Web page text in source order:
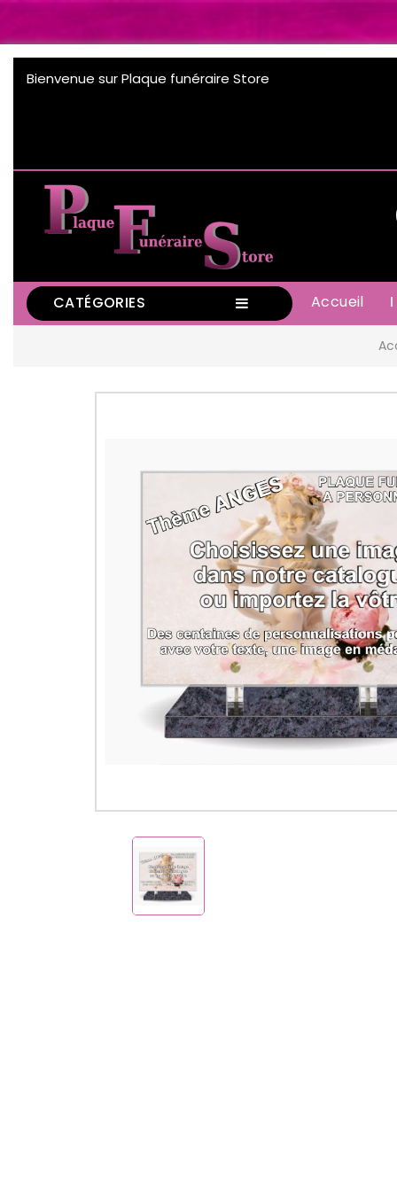
Bienvenue sur Plaque funéraire Store
CATÉGORIES Accueil